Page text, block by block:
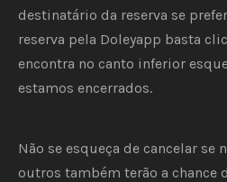
destinatário da reserva se
reserva pela Doleyapp basta
encontra no canto inferior
estamos encerrados.
Não se esqueça de cancelar se
outros também terão a chance